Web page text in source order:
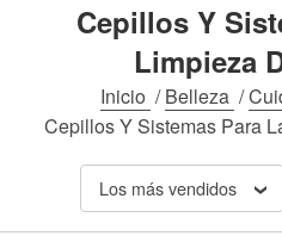
Cepillos Y
Limpieza
Inicio /Belleza /
Cepillos Y Sistemas Para
Los más vendidos